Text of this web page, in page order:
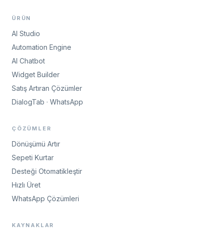
ÜRÜN
AI Studio
Automation Engine
AI Chatbot
Widget Builder
Satış Artıran Çözümler
DialogTab · WhatsApp
ÇÖZÜMLER
Dönüşümü Artır
Sepeti Kurtar
Desteği Otomatikleştir
Hızlı Üret
WhatsApp Çözümleri
KAYNAKLAR